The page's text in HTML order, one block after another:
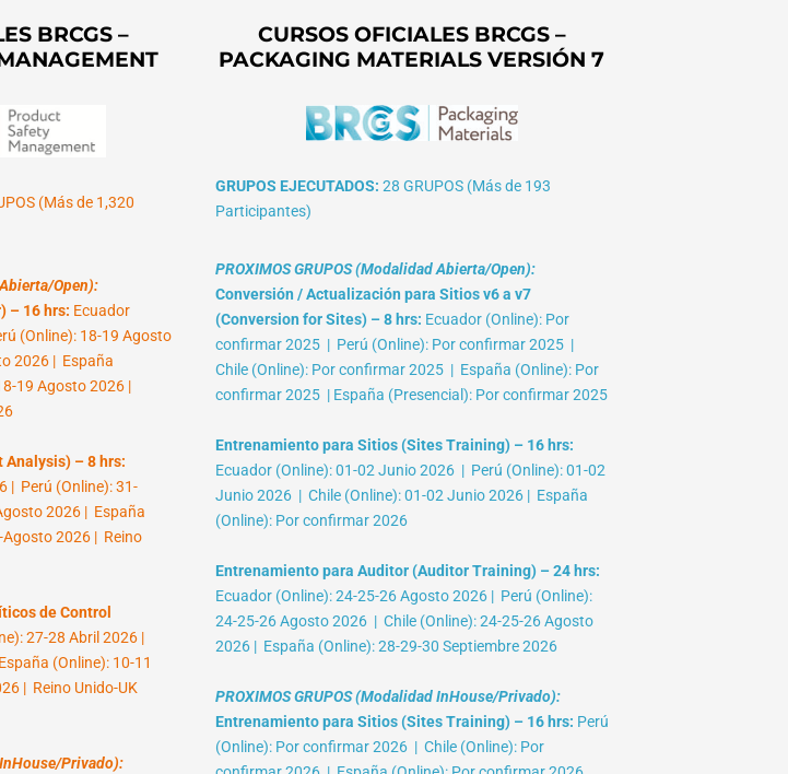
BRCGS –
(Más de 1,320
Open):
– 16 hrs: Ecuador
(Online): 18-19 Agosto
2026 | España
19 Agosto 2026 |
Analysis) – 8 hrs:
| Perú (Online): 31-
2026 | España
Agosto 2026 | Reino
de Control
27-28 Abril 2026 |
(Online): 10-11
| Reino Unido-UK
InHouse/Privado):
CURSOS OFICIALES BRCGS –
PACKAGING MATERIALS VERSIÓN 7
GRUPOS EJECUTADOS: 28 GRUPOS (Más de 193
Participantes)
PROXIMOS GRUPOS (Modalidad Abierta/Open):
Conversión / Actualización para Sitios v6 a v7
(Conversion for Sites) – 8 hrs: Ecuador (Online): Por
confirmar 2025 | Perú (Online): Por confirmar 2025 |
Chile (Online): Por confirmar 2025 | España (Online): Por
confirmar 2025 | España (Presencial): Por confirmar 2025
Entrenamiento para Sitios (Sites Training) – 16 hrs:
Ecuador (Online): 01-02 Junio 2026 | Perú (Online): 01-02
Junio 2026 | Chile (Online): 01-02 Junio 2026 | España
(Online): Por confirmar 2026
Entrenamiento para Auditor (Auditor Training) – 24 hrs:
Ecuador (Online): 24-25-26 Agosto 2026 | Perú (Online):
24-25-26 Agosto 2026 | Chile (Online): 24-25-26 Agosto
2026 | España (Online): 28-29-30 Septiembre 2026
PROXIMOS GRUPOS (Modalidad InHouse/Privado):
Entrenamiento para Sitios (Sites Training) – 16 hrs: Perú
(Online): Por confirmar 2026 | Chile (Online): Por